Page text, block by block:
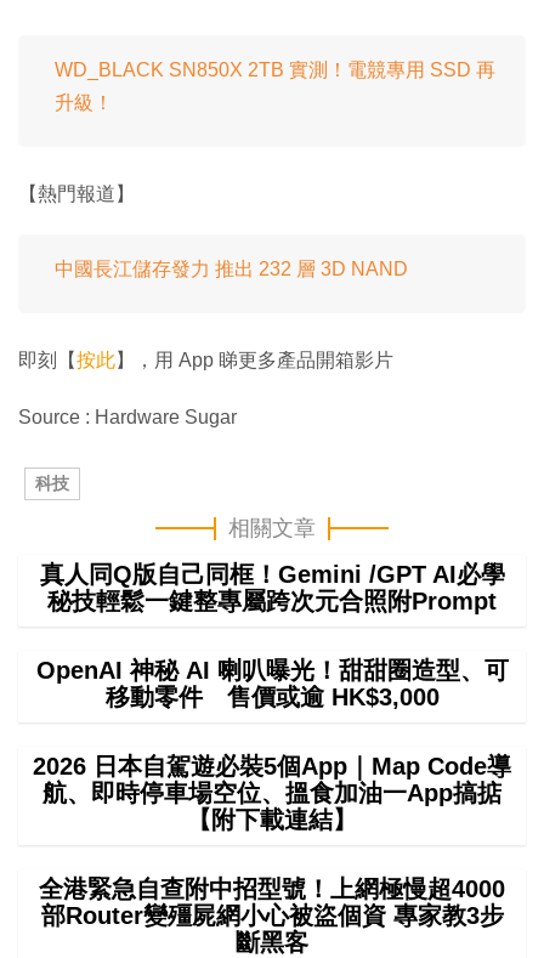
WD_BLACK SN850X 2TB 實測！電競專用 SSD 再
升級！
【熱門報道】
中國長江儲存發力 推出 232 層 3D NAND
即刻【按此】，用 App 睇更多產品開箱影片
Source : Hardware Sugar
科技
相關文章
真人同Q版自己同框！Gemini /GPT AI必學
秘技輕鬆一鍵整專屬跨次元合照附Prompt
OpenAI 神秘 AI 喇叭曝光！甜甜圈造型、可
移動零件 售價或逾 HK$3,000
2026 日本自駕遊必裝5個App｜Map Code導
航、即時停車場空位、搵食加油一App搞掂
【附下載連結】
全港緊急自查附中招型號！上網極慢超4000
部Router變殭屍網小心被盜個資 專家教3步
斷黑客